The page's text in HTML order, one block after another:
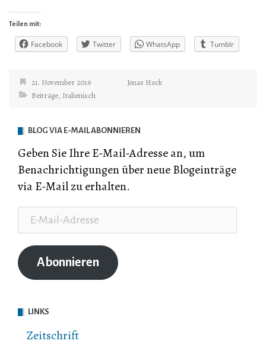
Teilen mit:
Facebook Twitter WhatsApp Tumblr
21. November 2019
Jonas Hock
Beiträge, Italienisch
BLOG VIA E-MAIL ABONNIEREN
Geben Sie Ihre E-Mail-Adresse an, um
Benachrichtigungen über neue Blogeinträge
via E-Mail zu erhalten.
Mail-
Adresse
Abonnieren
LINKS
Zeitschrift